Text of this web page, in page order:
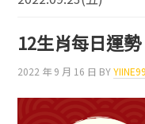
徐
震
諒
12生肖每日運
2022 年 9 月 16 日 BY